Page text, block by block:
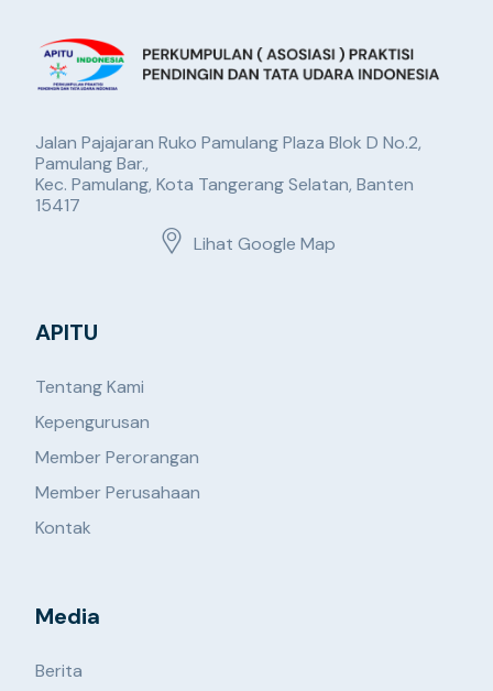
Jalan Pajajaran Ruko Pamulang Plaza Blok D No.2,
Pamulang Bar.,
Kec. Pamulang, Kota Tangerang Selatan, Banten
15417
Lihat Google Map
APITU
Tentang Kami
Kepengurusan
Member Perorangan
Member Perusahaan
Kontak
Media
Berita